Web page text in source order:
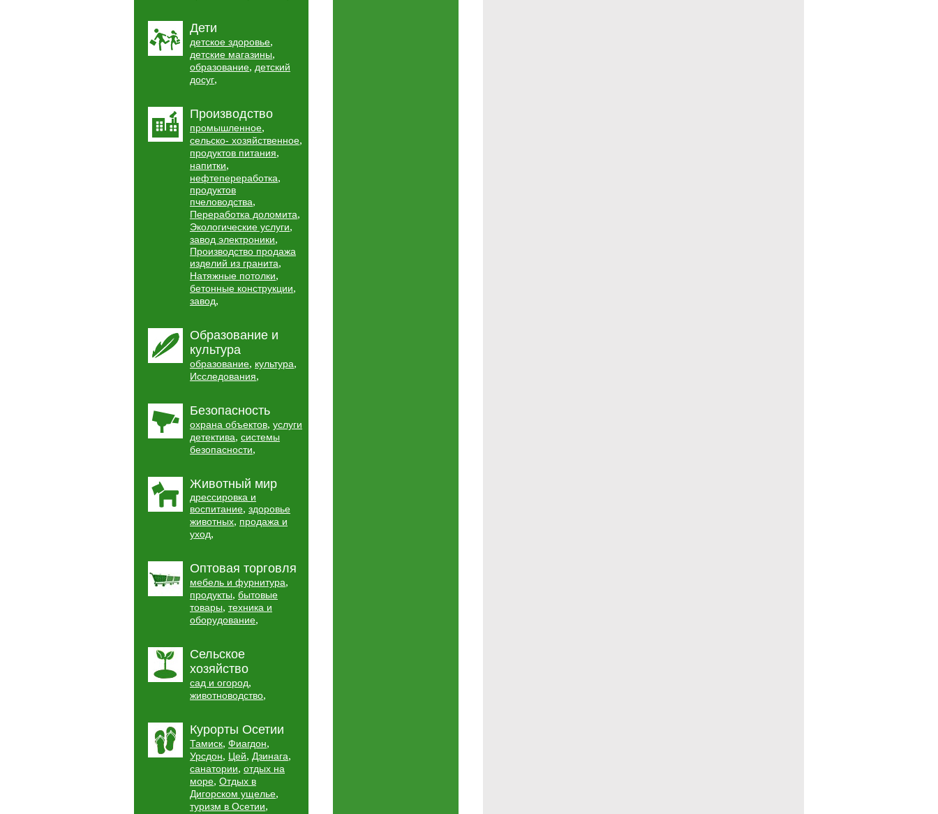
Дети
детское здоровье,
детские магазины,
образование, детский
досуг,
Производство
промышленное,
сельско- хозяйственное,
продуктов питания,
напитки,
нефтепереработка,
продуктов
пчеловодства,
Переработка доломита,
Экологические услуги,
завод электроники,
Производство продажа
изделий из гранита,
Натяжные потолки,
бетонные конструкции,
завод,
Образование и
культура
образование, культура,
Исследования,
Безопасность
охрана объектов, услуги
детектива, системы
безопасности,
Животный мир
дрессировка и
воспитание, здоровье
животных, продажа и
уход,
Оптовая торговля
мебель и фурнитура,
продукты, бытовые
товары, техника и
оборудование,
Сельское
хозяйство
сад и огород,
животноводство,
Курорты Осетии
Тамиск, Фиагдон,
Урсдон, Цей, Дзинага,
санатории, отдых на
море, Отдых в
Дигорском ущелье,
туризм в Осетии,